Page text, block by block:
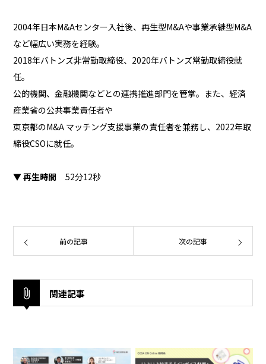
2004年日本M&Aセンター入社後、再生型M&Aや事業承継型M&A
など幅広い実務を経験。
2018年バトンズ非常勤取締役、2020年バトンズ常勤取締役就
任。
公的機関、金融機関などとの連携推進部門を管掌。また、経済
産業省の公共事業責任者や
東京都のM&A マッチング支援事業の責任者を兼務し、2022年取
締役CSOに就任。
▼ 再生時間52分12秒
前の記事 次の記事
関連記事